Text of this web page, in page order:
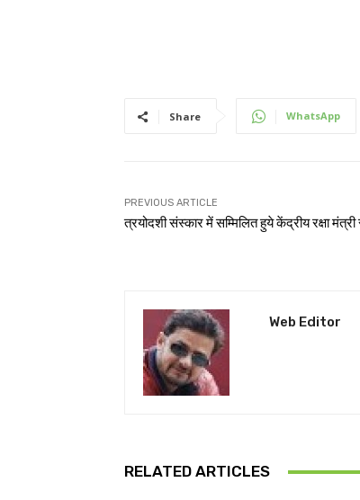
Share WhatsApp
PREVIOUS ARTICLE
त्रयोदशी संस्कार में सम्मिलित हुये केंद्रीय रक्षा
Web Editor
RELATED ARTICLES